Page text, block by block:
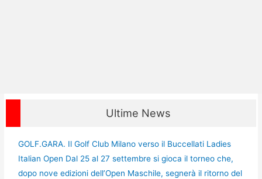
Ultime News
GOLF.GARA. Il Golf Club Milano verso il Buccellati Ladies
Italian Open Dal 25 al 27 settembre si gioca il torneo che,
dopo nove edizioni dell’Open Maschile, segnerà il ritorno del